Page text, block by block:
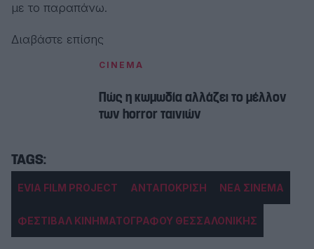
με το παραπάνω.
Διαβάστε επίσης
CINEMA
Πώς η κωμωδία αλλάζει το μέλλον
των horror ταινιών
EVIA FILM PROJECT ΑΝΤΑΠΟΚΡΙΣΗ ΝΕΑ ΣΙΝΕΜΑ
ΦΕΣΤΙΒΑΛ ΚΙΝΗΜΑΤΟΓΡΑΦΟΥ ΘΕΣΣΑΛΟΝΙΚΗΣ